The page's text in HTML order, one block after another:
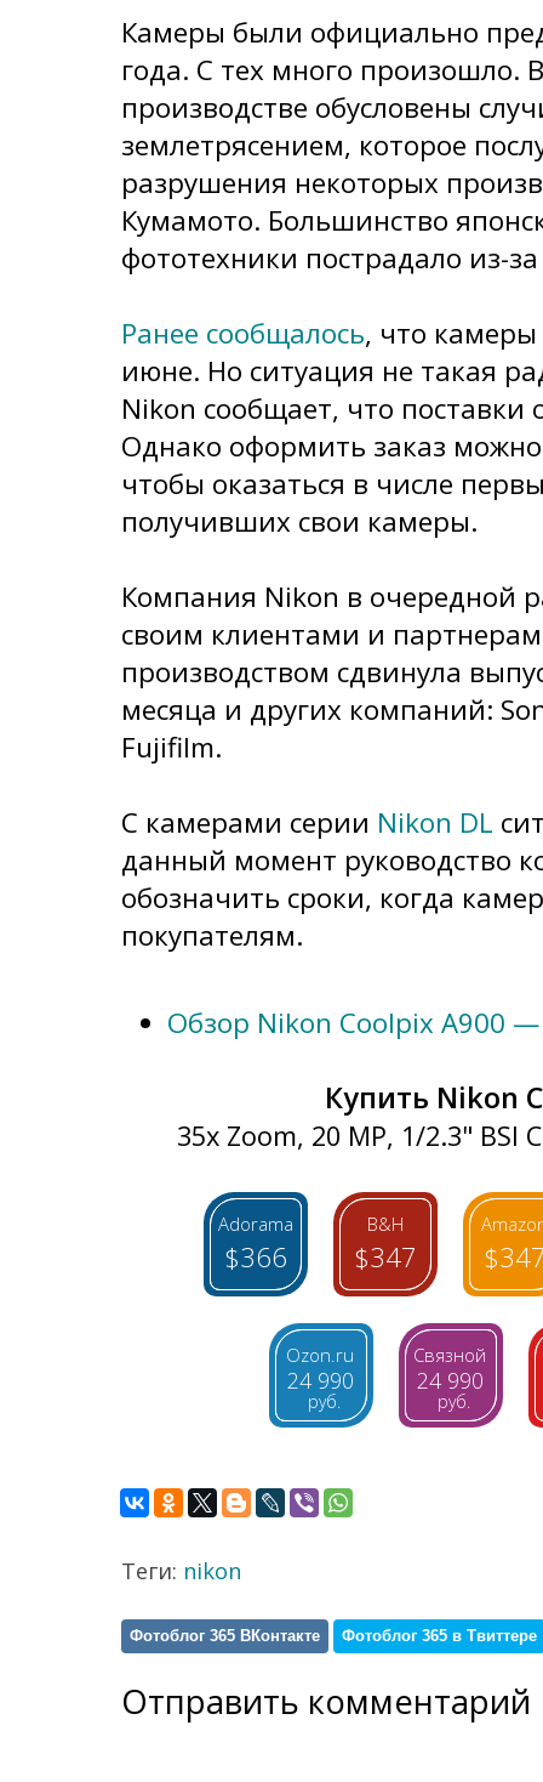
Камеры были официально
года. С тех много произошло.
производстве обусловены
землетрясением, которое
разрушения некоторых
Кумамото. Большинство
фототехники пострадало из-за
Ранее сообщалось, что камеры
июне. Но ситуация не такая
Nikon сообщает, что поставки
Однако оформить заказ можно
чтобы оказаться в числе
получивших свои камеры.
Компания Nikon в очередной
своим клиентами и
производством сдвинула
месяца и других компаний:
Fujifilm.
С камерами серии Nikon DL
данный момент руководство
обозначить сроки, когда
покупателям.
Обзор Nikon Coolpix A900
Купить Nikon
35x Zoom, 20 MP, 1/2.3" BSI
Adorama
$366
B&H
$347
Ozon.ru
24 990
Связной
24 990
Теги: nikon
Фотоблог 365 ВКонтакте Фотоблог 365 в Твиттере
Отправить комментарий